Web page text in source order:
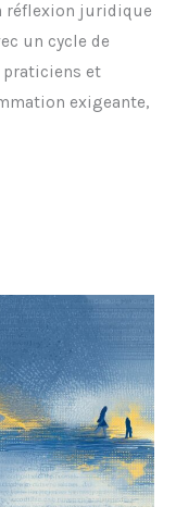
réflexion juridique
un cycle de
et
exigeante,